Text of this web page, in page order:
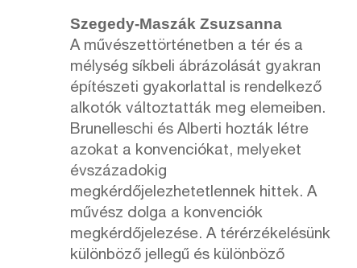
Szegedy-Maszák Zsuzsanna
A művészettörténetben a tér és a
mélység síkbeli ábrázolását gyakran
építészeti gyakorlattal is rendelkező
alkotók változtatták meg elemeiben.
Brunelleschi és Alberti hozták létre
azokat a konvenciókat, melyeket
évszázadokig
megkérdőjelezhetetlennek hittek. A
művész dolga a konvenciók
megkérdőjelezése. A térérzékelésünk
különböző jellegű és különböző